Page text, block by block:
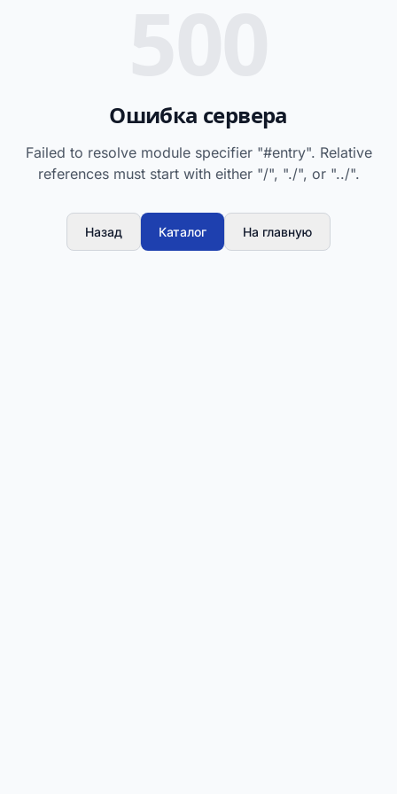
Ошибка сервера
Failed to resolve module specifier "#entry". Relative
references must start with either "/", "./", or "../".
Назад Каталог На главную